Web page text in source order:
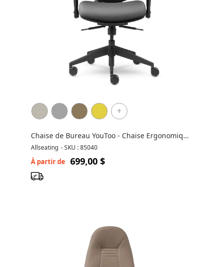
+
Chaise de Bureau YouToo - Chaise Ergonomique
YouToo
Allseating -SKU : 85040
À partir de 699,00 $